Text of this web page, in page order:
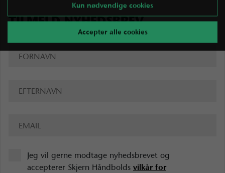
TILMELD NYHEDSBREV
Jeg vil gerne modtage nyhedsbrevet og
accepterer Skjern Håndbolds vilkår for
Kun nødvendige cookies
Accepter alle cookies